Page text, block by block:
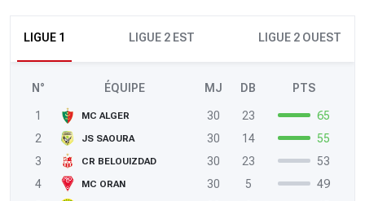
LIGUE 1 LIGUE 2 EST LIGUE 2 OUEST
N° ÉQUIPE MJ DB PTS
1 MC ALGER 30 23
65
2
JS SAOURA 30 14
55
3
CR BELOUIZDAD 30 23
53
4
MC ORAN 30 5
49